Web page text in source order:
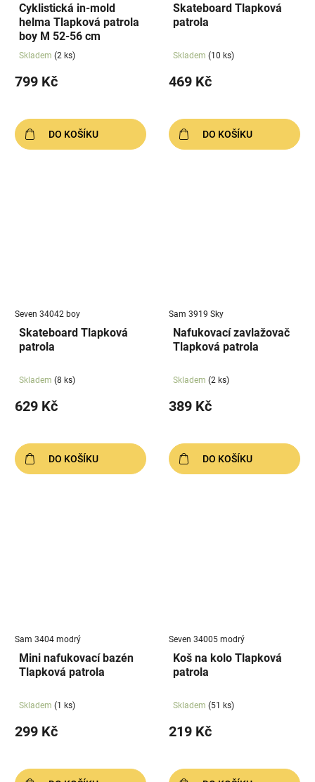
Cyklistická in-mold
helma Tlapková patrola
boy M 52-56 cm
Skladem (2 ks)
799 Kč
DO KOŠÍKU
Skateboard Tlapková
patrola
Skladem (10 ks)
469 Kč
DO KOŠÍKU
Seven 34042 boy
Skateboard Tlapková
patrola
Skladem (8 ks)
629 Kč
DO KOŠÍKU
Sam 3919 Sky
Nafukovací zavlažovač
Tlapková patrola
Skladem (2 ks)
389 Kč
DO KOŠÍKU
Sam 3404 modrý
Mini nafukovací bazén
Tlapková patrola
Skladem (1 ks)
299 Kč
Seven 34005 modrý
Koš na kolo Tlapková
patrola
Skladem (51 ks)
219 Kč